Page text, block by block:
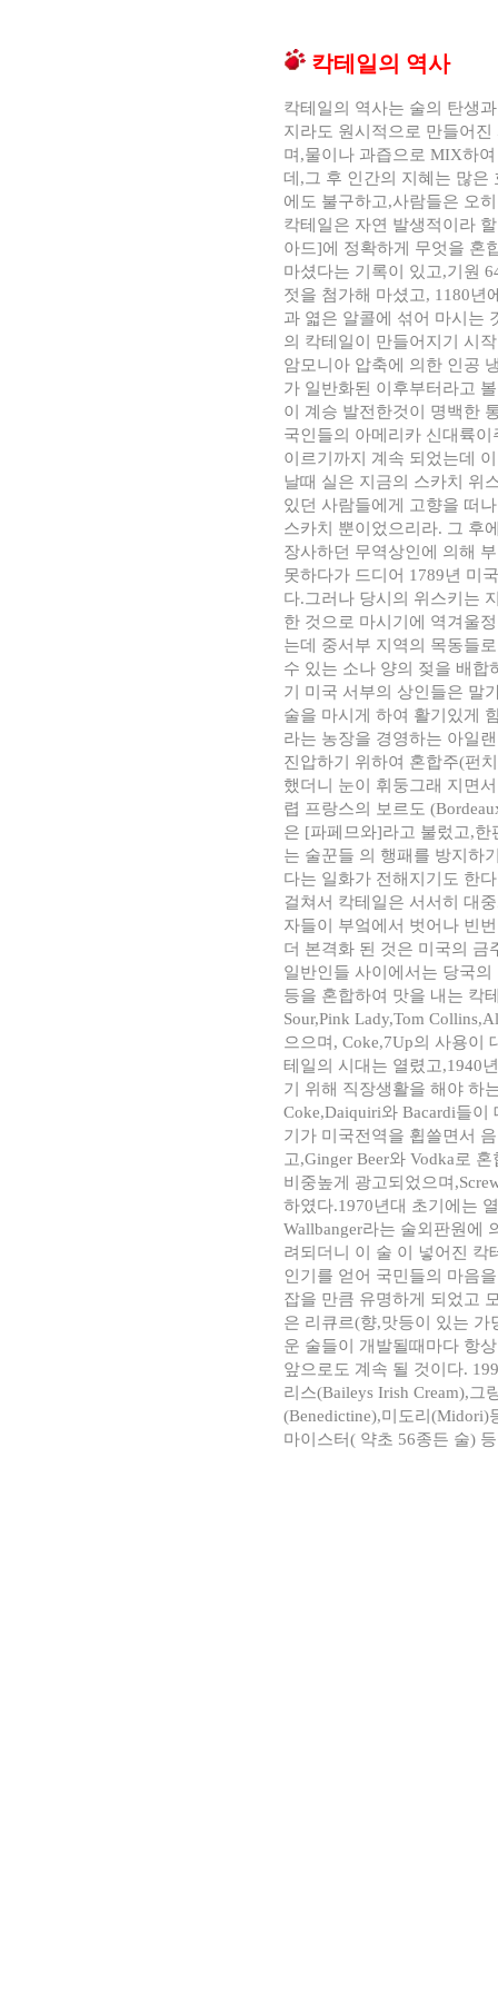
칵테일의 역사
칵테일의 역사는 술의 탄생
지라도 원시적으로 만들어
며,물이나 과즙으로 MIX하
데,그 후 인간의 지혜는 많은
에도 불구하고,사람들은 오
칵테일은 자연 발생적이라
아드]에 정확하게 무엇을 혼
마셨다는 기록이 있고,기원
젓을 첨가해 마셨고, 1180년
과 엷은 알콜에 섞어 마시는
의 칵테일이 만들어지기 시
암모니아 압축에 의한 인공
가 일반화된 이후부터라고
이 계승 발전한것이 명백한
국인들의 아메리카 신대륙
이르기까지 계속 되었는데
날때 실은 지금의 스카치 위
있던 사람들에게 고향을 떠
스카치 뿐이었으리라. 그 후
장사하던 무역상인에 의해
못하다가 드디어 1789년 미
다.그러나 당시의 위스키는
한 것으로 마시기에 역겨울
는데 중서부 지역의 목동들
수 있는 소나 양의 젖을 배합
기 미국 서부의 상인들은 말
술을 마시게 하여 활기있게
라는 농장을 경영하는 아일
진압하기 위하여 혼합주(펀
했더니 눈이 휘둥그래 지면
렵 프랑스의 보르도
은 [파페므와]라고 불렀고,
는 술꾼들 의 행패를 방지하
다는 일화가 전해지기도 한
걸쳐서 칵테일은 서서히 대
자들이 부엌에서 벗어나 빈
더 본격화 된 것은 미국의 금
일반인들 사이에서는 당국
등을 혼합하여 맛을 내는 칵
Sour,Pink Lady,Tom
으으며, Coke,7Up의 사용이
테일의 시대는 열렸고,1940
기 위해 직장생활을 해야 하
Coke,Daiquiri와 Bacardi들
기가 미국전역을 휩쓸면서
고,Ginger Beer와 Vodka로
비중높게 광고되었으며
하였다.1970년대 초기에는
Wallbanger라는 술외판원에
려되더니 이 술 이 넣어진 칵
인기를 얻어 국민들의 마음
잡을 만큼 유명하게 되었고
은 리큐르(향,맛등이 있는
운 술들이 개발될때마다 항
앞으로도 계속 될 것이다.
리스(Baileys Irish Cream),그
(Benedictine),미도리
마이스터( 약초 56종든 술)